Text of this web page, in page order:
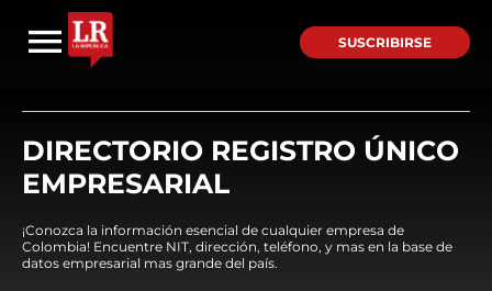
SUSCRIBIRSE
DIRECTORIO REGISTRO ÚNICO
EMPRESARIAL
¡Conozca la información esencial de cualquier empresa de
Colombia! Encuentre NIT, dirección, teléfono, y mas en la base de
datos empresarial mas grande del país.